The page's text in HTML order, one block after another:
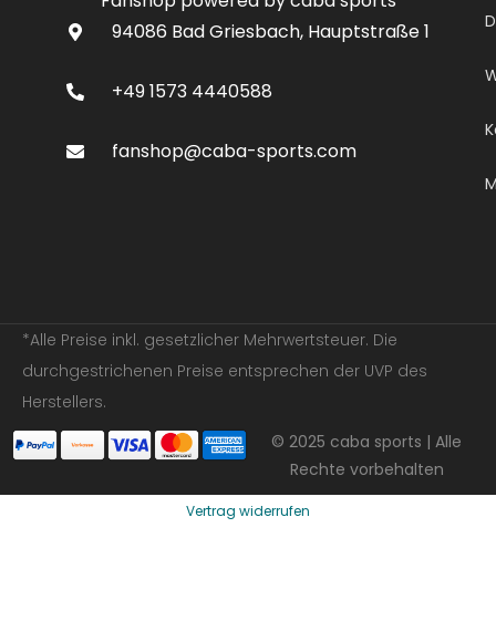
94086 Bad Griesbach, Hauptstraße 1
+49 1573 4440588
fanshop@caba-sports.com
*Alle Preise inkl. gesetzlicher Mehrwertsteuer. Die
durchgestrichenen Preise entsprechen der UVP des
Herstellers.
© 2025 caba sports | Alle
Rechte vorbehalten
Vertrag widerrufen